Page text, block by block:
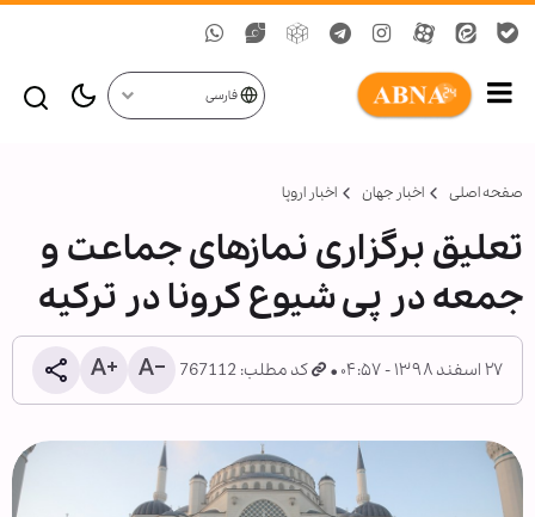
فارسی
صفحه اصلی اخبار جهان اخبار اروپا
تعلیق برگزاری نمازهای جماعت و
جمعه در پی شیوع کرونا در ترکیه
۲۷ اسفند ۱۳۹۸ - ۰۴:۵۷ کد مطلب: 767112